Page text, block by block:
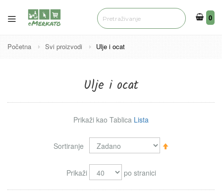
00
Početna Svi proizvodi Ulje i ocat
Ulje i ocat
Prikaži kao Tablica Lista
Sortiranje
Sortiraj
Prikaži
po stranici